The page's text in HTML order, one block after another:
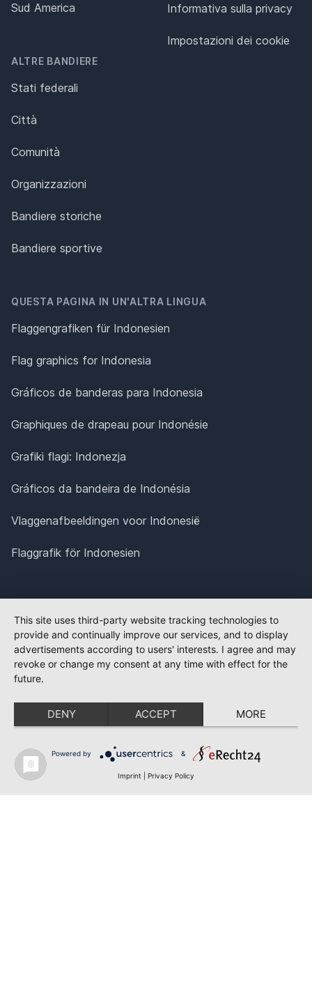
Sud America
ALTRE BANDIERE
Stati federali
Città
Comunità
Organizzazioni
Bandiere storiche
Bandiere sportive
Informativa sulla privacy
Impostazioni dei cookie
QUESTA PAGINA IN UN'ALTRA LINGUA
Flaggengrafiken für Indonesien
Flag graphics for Indonesia
Gráficos de banderas para Indonesia
Graphiques de drapeau pour Indonésie
Grafiki flagi: Indonezja
Gráficos da bandeira de Indonésia
Vlaggenafbeeldingen voor Indonesië
Flaggrafik för Indonesien
This site uses third-party website tracking technologies to
provide and continually improve our services, and to display
advertisements according to users' interests. I agree and may
revoke or change my consent at any time with effect for the
future.
DENY ACCEPT MORE
Powered by &
Imprint Privacy Policy